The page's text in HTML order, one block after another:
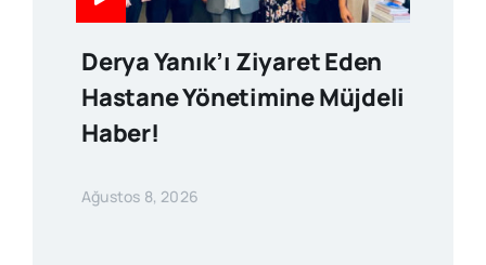
Derya Yanık’ı Ziyaret Eden
Hastane Yönetimine Müjdeli
Haber!
Ağustos 8, 2026